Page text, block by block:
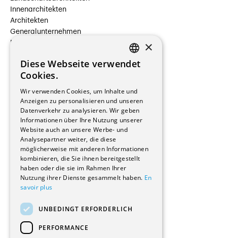
Innenarchitekten
Architekten
Generalunternehmen
Beauftragte Unternehmen
Hersteller/Lieferanten
Bauherrschaften
Immobilienverwaltungsgesellschaften
Stockwerkeigentum
Reportagen
Wohnungen
Renovierungen
Innere Umbauten
Gastgewerbe und Tourismus
Verwaltungsgebäude und Geschäfte
Schuleinrichtungen
Medizinische Einrichtungen
Kultur - Sport - Freizeit
Industrie - Handwerk
Transport und Parkplätze
FRENCH
×
Diese Webseite verwendet
Cookies.
Wir verwenden Cookies, um Inhalte und
Anzeigen zu personalisieren und unseren
Datenverkehr zu analysieren. Wir geben
Informationen über Ihre Nutzung unserer
Website auch an unsere Werbe- und
Analysepartner weiter, die diese
möglicherweise mit anderen Informationen
kombinieren, die Sie ihnen bereitgestellt
haben oder die sie im Rahmen Ihrer
Nutzung ihrer Dienste gesammelt haben. En
savoir plus
UNBEDINGT ERFORDERLICH
PERFORMANCE